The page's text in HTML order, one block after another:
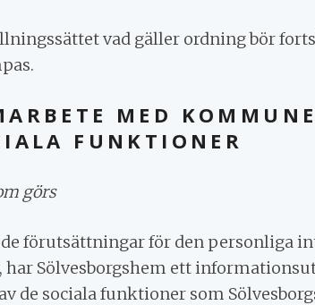
vad gäller ordning bör
MED
FUNKTIONER
görs
förutsättningar för den personliga
har Sölvesborgshem ett
de sociala funktioner som